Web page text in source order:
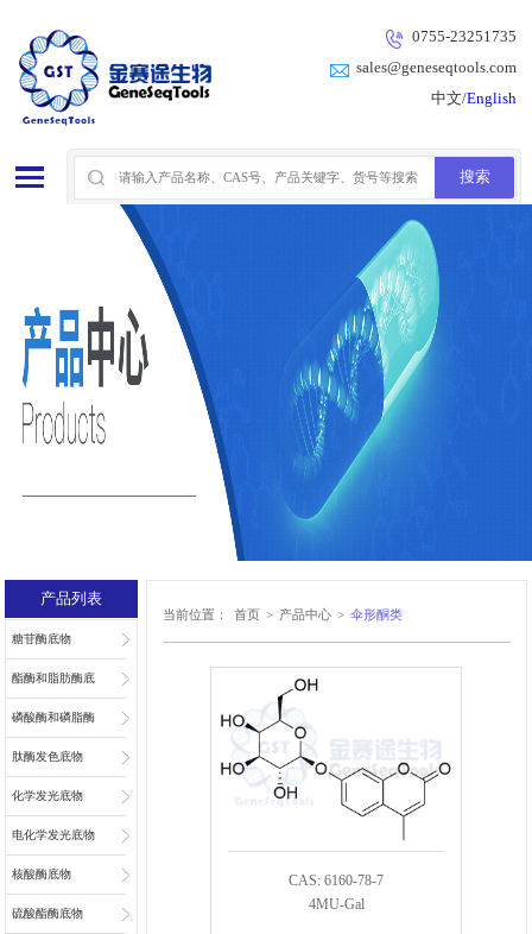
0755-23251735
sales@geneseqtools.com
中文/English
产品列表
糖苷酶底物
酯酶和脂肪酶底
物
磷酸酶和磷脂酶
底物
肽酶发色底物
化学发光底物
电化学发光底物
核酸酶底物
硫酸酯酶底物
当前位置： 首页 > 产品中心 > 伞形酮类
CAS: 6160-78-7
4MU-Gal